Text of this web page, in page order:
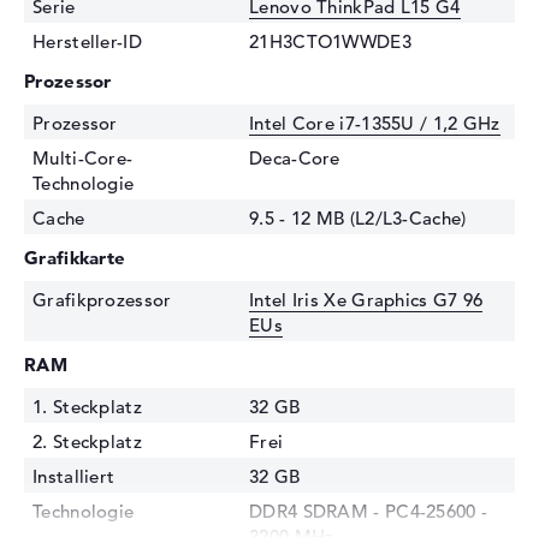
Serie
Lenovo ThinkPad L15 G4
Hersteller-ID
21H3CTO1WWDE3
Prozessor
Prozessor
Intel Core i7-1355U / 1,2 GHz
Multi-Core-
Technologie
Deca-Core
Cache
9.5 - 12 MB (L2/L3-Cache)
Grafikkarte
Grafikprozessor
Intel Iris Xe Graphics G7 96
EUs
RAM
1. Steckplatz
32 GB
2. Steckplatz
Frei
Installiert
32 GB
Technologie
DDR4 SDRAM - PC4-25600 -
3200 MHz